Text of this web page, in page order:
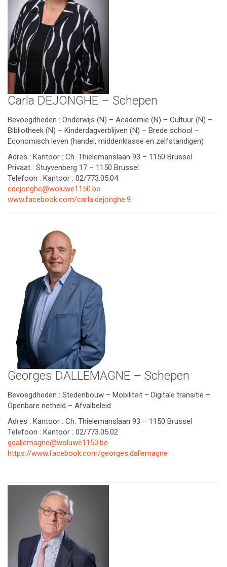
Carla DEJONGHE – Schepen
Bevoegdheden : Onderwijs (N) – Academie (N) – Cultuur (N) –
Bibliotheek (N) – Kinderdagverblijven (N) – Brede school –
Economisch leven (handel, middenklasse en zelfstandigen)
Adres : Kantoor : Ch. Thielemanslaan 93 – 1150 Brussel
Privaat : Stuyvenberg 17 – 1150 Brussel
Telefoon : Kantoor : 02/773.05.04
cdejonghe@woluwe1150.be
www.facebook.com/carla.dejonghe.9
Georges DALLEMAGNE – Schepen
Bevoegdheden : Stedenbouw – Mobiliteit – Digitale transitie –
Openbare netheid – Afvalbeleid
Adres : Kantoor : Ch. Thielemanslaan 93 – 1150 Brussel
Telefoon : Kantoor : 02/773.05.02
gdallemagne@woluwe1150.be
https://www.facebook.com/georges.dallemagne